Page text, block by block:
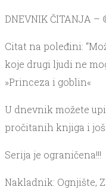
DNEVNIK ČITANJA –
Citat na poleđini:
koje drugi ljudi ne
»Princeza i goblin«
U dnevnik možete
pročitanih knjiga i još
Serija je ograničena!!!
Nakladnik: Ognjište,